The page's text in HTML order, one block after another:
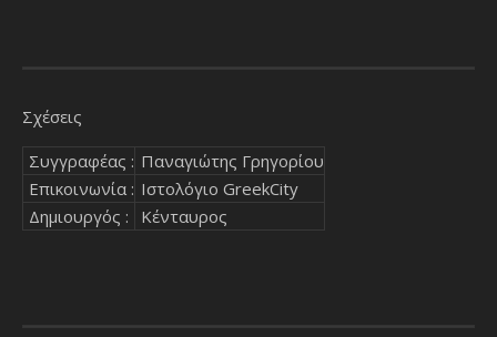
Σχέσεις
Συγγραφέας : Παναγιώτης Γρηγορίου
Επικοινωνία : Ιστολόγιο GreekCity
Δημιουργός :
Κένταυρος